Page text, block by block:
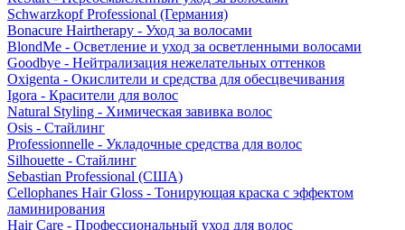
Schwarzkopf Professional (Германия)
Bonacure Hairtherapy - Уход за волосами
BlondMe - Осветление и уход за осветленными волосами
Goodbye - Нейтрализация нежелательных оттенков
Oxigenta - Окислители и средства для обесцвечивания
Igora - Красители для волос
Natural Styling - Химическая завивка волос
Osis - Стайлинг
Professionnelle - Укладочные средства для волос
Silhouette - Стайлинг
Sebastian Professional (США)
Cellophanes Hair Gloss - Тонирующая краска с эффектом
ламинирования
Hair Care - Профессиональный уход для волос